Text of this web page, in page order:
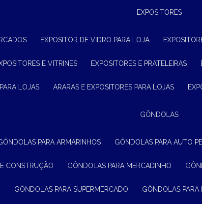
EXPOSITORES
EXPOSITOR DE VIDRO PARA LOJA
E VITRINES EXPOSITORES E PRATELEIRAS
LOJAS ARARAS E EXPOSITORES PARA LOJAS
GÔNDOLAS
GÔNDOLAS PARA ARMARINHOS GÔNDOLAS PARA AUTO
CONSTRUÇÃO GÔNDOLAS PARA MERCADINHO
GÔNDOLAS PARA SUPERMERCADO GÔNDOLAS